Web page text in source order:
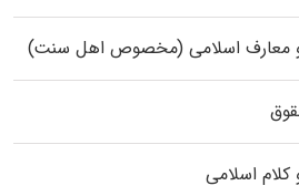
و معارف اسلامی (مخصوص اهل سنت)
اسلامی